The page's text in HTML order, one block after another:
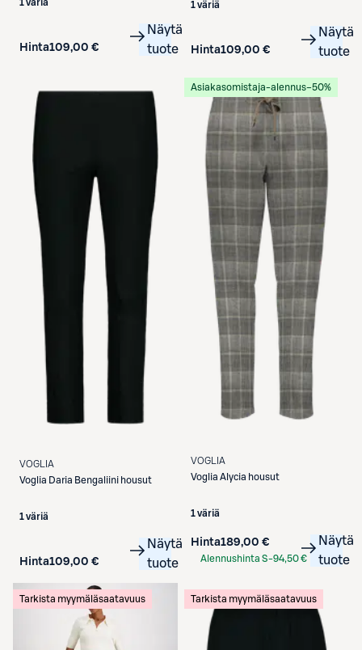
1 väriä
Hinta109,00 €
Näytä
tuote
1 väriä
Hinta109,00 €
Näytä
tuote
VOGLIA
Voglia Daria Bengaliini housut
1 väriä
Hinta109,00 €
Näytä
tuote
Asiakasomistaja-alennus−50%
VOGLIA
Voglia Alycia housut
1 väriä
Hinta189,00 €
Alennushinta S-94,50 €
Näytä
tuote
Tarkista myymäläsaatavuus Tarkista myymäläsaatavuus